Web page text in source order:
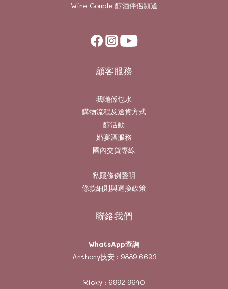
Wine Couple 醇酒伴侶頻道
顧客服務
我哋係乜水
購物流程及送貨方式
醇活動
婚宴酒服務
國內交貨專線
私隱條例聲明
條款細則與退換政策
聯絡我們
WhatsApp查詢
Anthony技安 : 9889 6693
Ricky : 6992 9640